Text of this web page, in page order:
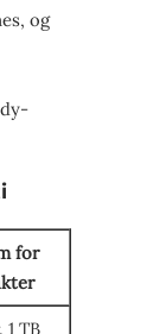
og
for
1 TB